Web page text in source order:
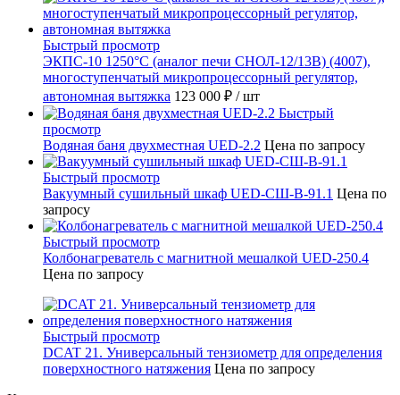
Быстрый просмотр
ЭКПС-10 1250°С (аналог печи СНОЛ-12/13В) (4007),
многоступенчатый микропроцессорный регулятор,
автономная вытяжка 123 000 ₽ / шт
Быстрый
просмотр
Водяная баня двухместная UED-2.2 Цена по запросу
Быстрый просмотр
Вакуумный сушильный шкаф UED-СШ-В-91.1 Цена по
запросу
Быстрый просмотр
Колбонагреватель с магнитной мешалкой UED-250.4
Цена по запросу
Быстрый просмотр
DCAT 21. Универсальный тензиометр для определения
поверхностного натяжения Цена по запросу